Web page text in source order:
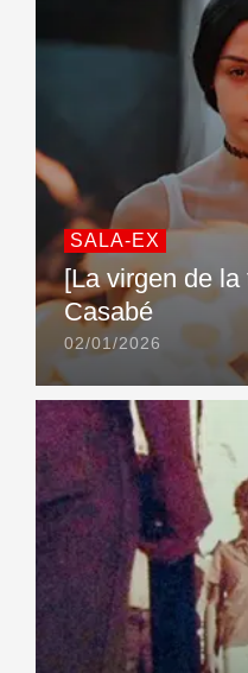
SALA-EX
[La virgen de
Casabé
02/01/2026